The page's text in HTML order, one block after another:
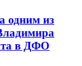
одним из
в ДФО